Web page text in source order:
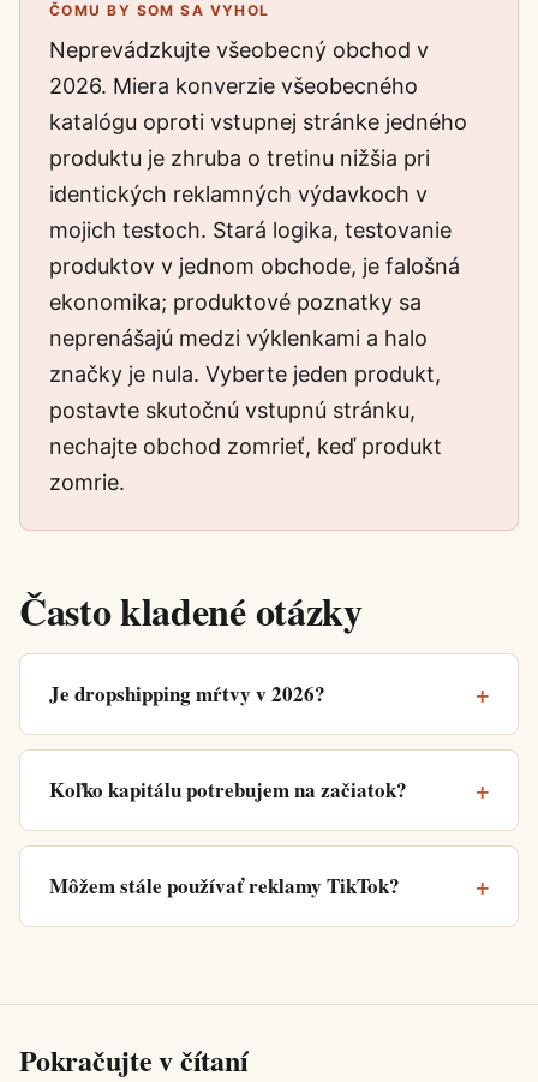
ČOMU BY SOM SA VYHOL
Neprevádzkujte všeobecný obchod v
2026. Miera konverzie všeobecného
katalógu oproti vstupnej stránke jedného
produktu je zhruba o tretinu nižšia pri
identických reklamných výdavkoch v
mojich testoch. Stará logika, testovanie
produktov v jednom obchode, je falošná
ekonomika; produktové poznatky sa
neprenášajú medzi výklenkami a halo
značky je nula. Vyberte jeden produkt,
postavte skutočnú vstupnú stránku,
nechajte obchod zomrieť, keď produkt
zomrie.
Často kladené otázky
Je dropshipping mŕtvy v 2026?
Koľko kapitálu potrebujem na začiatok?
Môžem stále používať reklamy TikTok?
Pokračujte v čítaní